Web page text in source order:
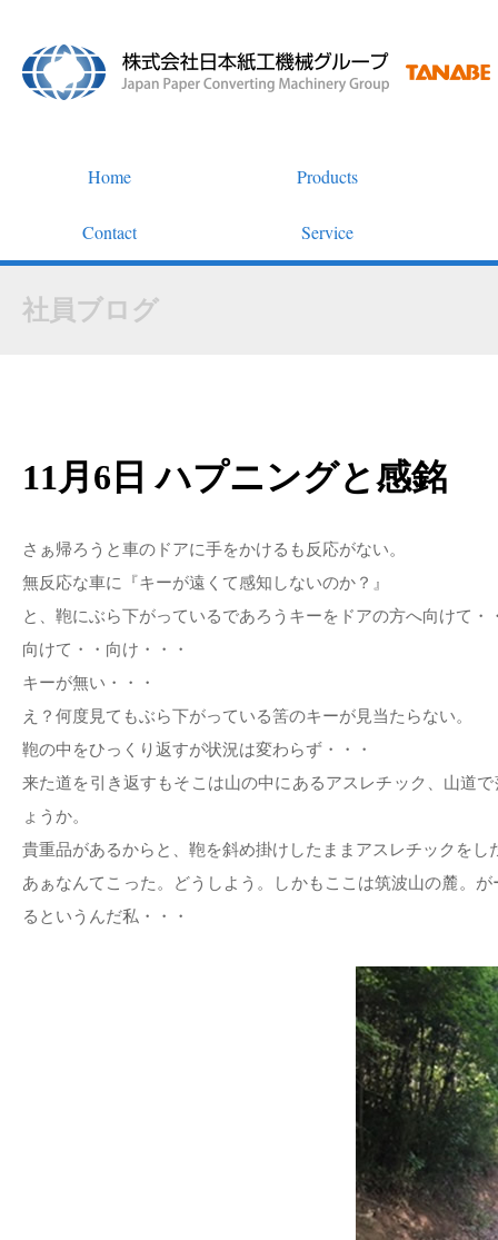
Home Products
Contact Service
社員ブログ
11月6日 ハプニングと感銘
さぁ帰ろうと車のドアに手をかけるも反応がない。
無反応な車に『キーが遠くて感知しないのか？』
と、鞄にぶら下がっているであろうキーをドアの方へ向けて・
向けて・・向け・・・
キーが無い・・・
え？何度見てもぶら下がっている筈のキーが見当たらない。
鞄の中をひっくり返すが状況は変わらず・・・
来た道を引き返すもそこは山の中にあるアスレチック、山道
ょうか。
貴重品があるからと、鞄を斜め掛けしたままアスレチックを
あぁなんてこった。どうしよう。しかもここは筑波山の麓。
るというんだ私・・・